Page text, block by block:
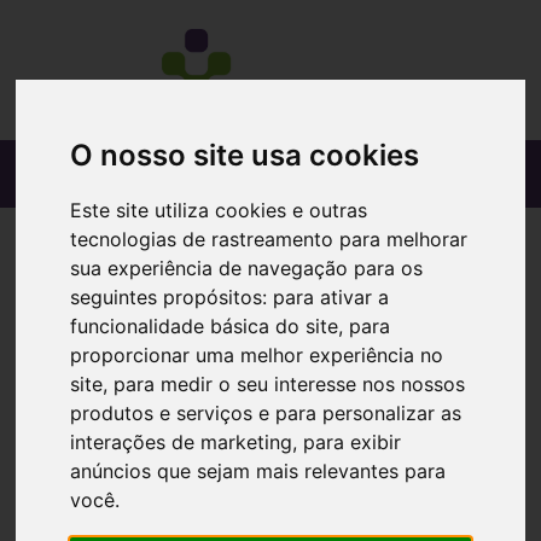
O nosso site usa cookies
Este site utiliza cookies e outras
tecnologias de rastreamento para melhorar
sua experiência de navegação para os
seguintes propósitos: para ativar a
funcionalidade básica do site, para
proporcionar uma melhor experiência no
site, para medir o seu interesse nos nossos
produtos e serviços e para personalizar as
interações de marketing, para exibir
anúncios que sejam mais relevantes para
você.
Vitis Esc Dent Gengival